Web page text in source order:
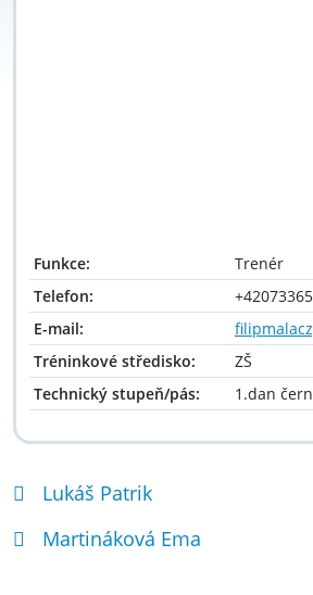
Funkce:
Trenér
Telefon:
E-mail:
Tréninkové středisko:
ZŠ
Technický stupeň/pás:
1.dan
Lukáš Patrik
Martináková Ema